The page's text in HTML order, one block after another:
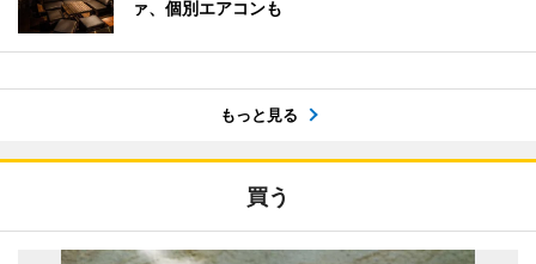
ァ、個別エアコンも
もっと見る
買う